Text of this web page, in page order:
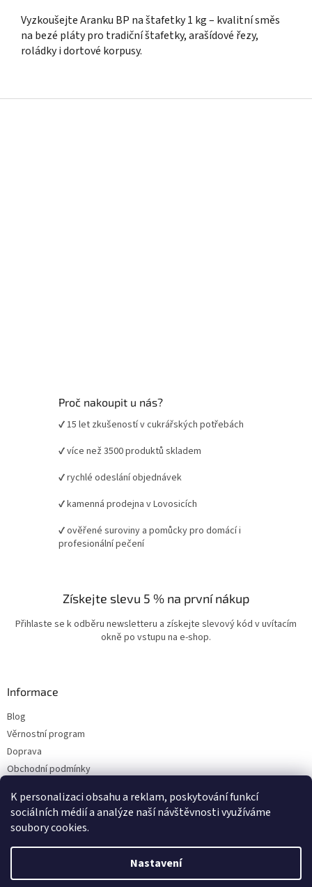
K personalizaci obsahu a reklam, poskytování funkcí
sociálních médií a analýze naší návštěvnosti využíváme
soubory cookies.
Nastavení
Vyzkoušejte Aranku BP na štafetky 1 kg – kvalitní směs
na bezé pláty pro tradiční štafetky, arašídové řezy,
roládky i dortové korpusy.
Proč nakoupit u nás?
✔ 15 let zkušeností v cukrářských potřebách
✔ více než 3500 produktů skladem
✔ rychlé odeslání objednávek
✔ kamenná prodejna v Lovosicích
✔ ověřené suroviny a pomůcky pro domácí i
profesionální pečení
Získejte slevu 5 % na první nákup
Přihlaste se k odběru newsletteru a získejte slevový kód v uvítacím
okně po vstupu na e-shop.
Informace
Blog
Věrnostní program
Doprava
Obchodní podmínky
Kontakty
Vytvořil Shoptet